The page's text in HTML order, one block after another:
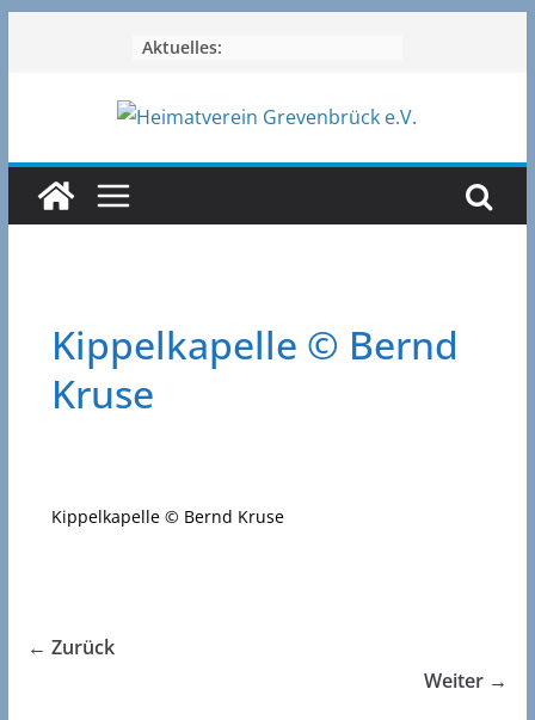
Aktuelles:
Kippelkapelle © Bernd
Kruse
Kippelkapelle © Bernd Kruse
← Zurück
Weiter →